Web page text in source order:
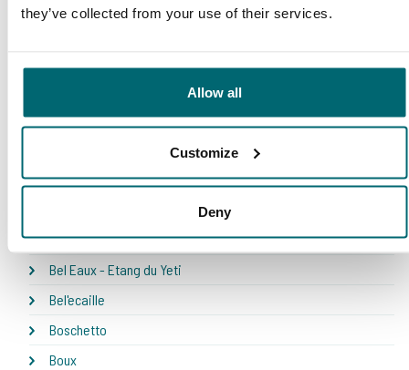
they’ve collected from your use of their services.
Allow all
Customize
Deny
* NEW * Karperdroom - Artjeswiel
* NEW * Karperdroom - Extreme
Bel Eaux - Belforet
Bel Eaux - Belvare
Bel Eaux - Etang du Yeti
Bel'ecaille
Boschetto
Boux